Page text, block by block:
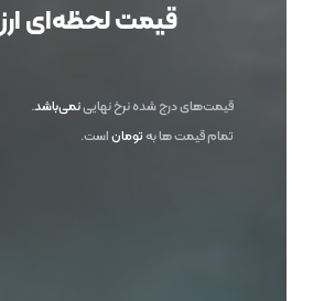
قیمت لحظه‌ای ارز
قیمت‌های درج شده نرخ نهایینمی‌باشد.
تمام قیمت ها به توماناست.